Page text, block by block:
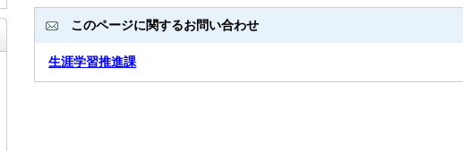
このページに関するお問い合わせ
生涯学習推進課